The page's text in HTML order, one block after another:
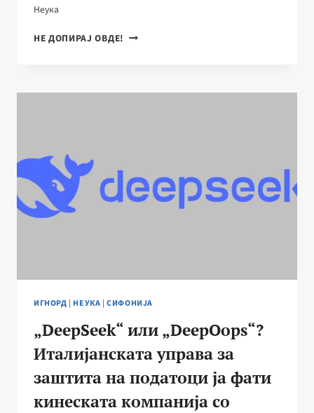
Неука
НЕ ДОПИРАЈ ОВДЕ! ПИВОТО
ИГНОРД | НЕУКА |СИФОНИЈА
„DeepSeek“ или „DeepOops“?
Италијанската управа за
заштита на податоци ја фати
кинеската компанија со